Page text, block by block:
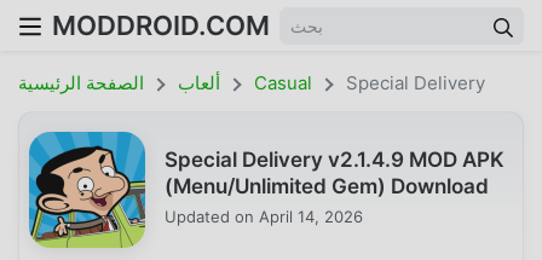
MODDROID.COM
الصفحة الرئيسية ألعاب Casual Special Delivery
Special Delivery v2.1.4.9 MOD APK
(Menu/Unlimited Gem) Download
Updated on April 14, 2026